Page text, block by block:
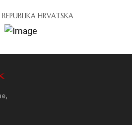
HRVATSKA